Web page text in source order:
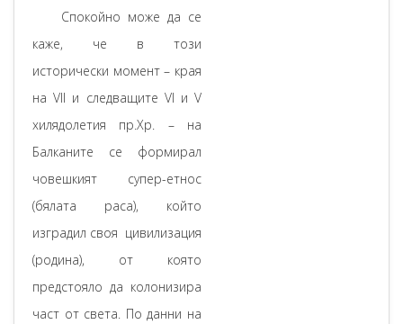
Спокойно може да се
каже, че в този
исторически момент – края
на VII и следващите VI и V
хилядолетия пр.Хр. – на
Балканите се формирал
човешкият супер-етнос
(бялата раса), който
изградил своя цивилизация
(родина), от която
предстояло да колонизира
част от света. По данни на